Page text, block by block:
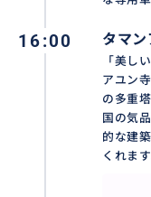
👇その他の人気ツ
満喫‼️タナロット
ド王宮、モンキー
https://
191215000006/
16:00 タマ
「美し
アユン
の多重
国の気
的な建
くれます